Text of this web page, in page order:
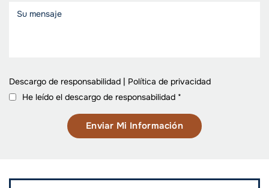
Descargo de responsabilidad | Política de privacidad
He leído el descargo de responsabilidad *